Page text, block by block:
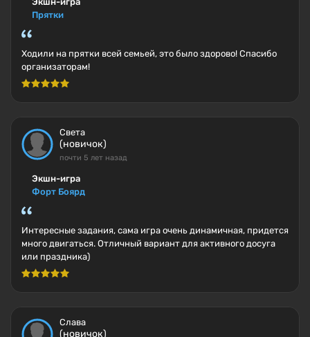
Прятки
Ходили на прятки всей семьей, это было здорово! Спасибо
организаторам!
Света
(новичок)
почти 5 лет назад
Экшн-игра
Форт Боярд
Интересные задания, сама игра очень динамичная, придется
много двигаться. Отличный вариант для активного досуга
или праздника)
Слава
(новичок)